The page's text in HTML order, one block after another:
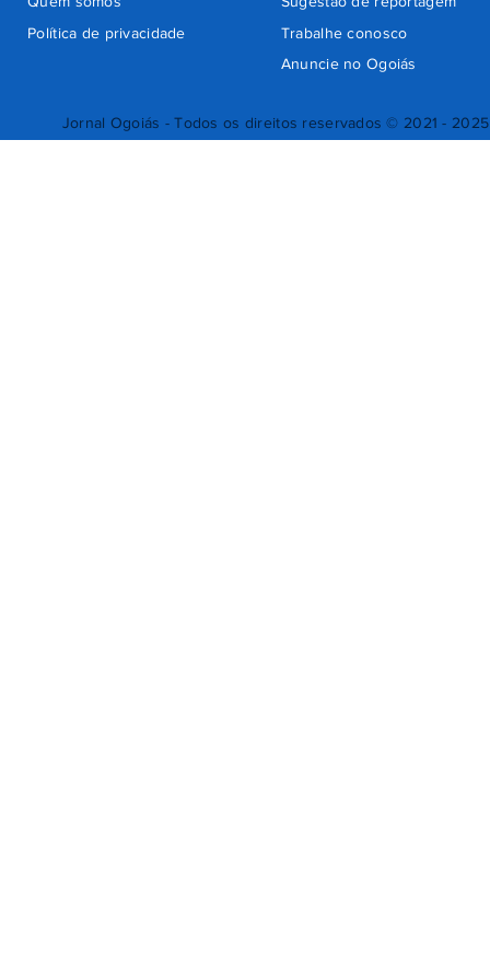
Jornal Ogoiás - Todos os direitos reservados © 2021 - 2025
Trabalhe conosco
Política de privacidade
Anuncie no Ogoiás